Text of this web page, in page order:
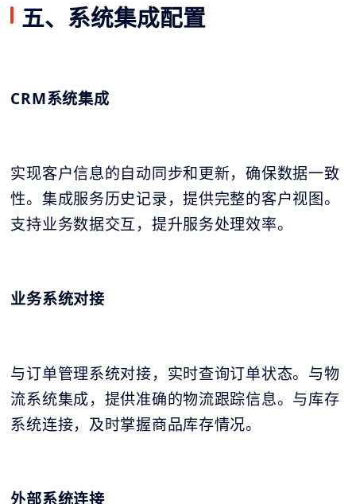
五、系统集成配置
CRM系统集成
实现客户信息的自动同步和更新，确保数据一致
性。集成服务历史记录，提供完整的客户视图。
支持业务数据交互，提升服务处理效率。
业务系统对接
与订单管理系统对接，实时查询订单状态。与物
流系统集成，提供准确的物流跟踪信息。与库存
系统连接，及时掌握商品库存情况。
外部系统连接